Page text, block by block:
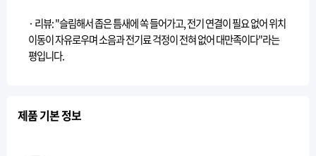
· 리뷰: "슬림해서 좁은 틈새에 쏙 들어가고, 전기 연결이 필요 없어 위치
이동이 자유로우며 소음과 전기료 걱정이 전혀 없어 대만족이다"라는
평입니다.
제품 기본 정보